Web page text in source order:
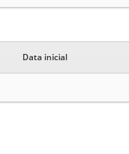
Data inicial